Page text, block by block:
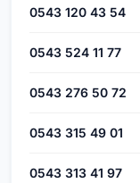
0543 120 43 54
0543 524 11 77
0543 276 50 72
0543 315 49 01
0543 313 41 97